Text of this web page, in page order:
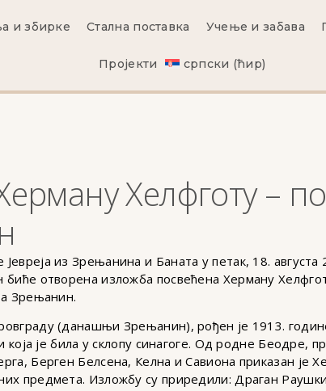
и збирке Стална поставка Учење и забава
Пројекти српски (ћир)
Хелфготу –
из Зрењанина и Баната у петак, 18. августа
отворена изложба посвећена Херману
Зрењанин.
(данашњи Зрењанин), рођен је 1913.
је била у склопу синагоге. Од родне Беодре,
Берген Белсена, Келна и Савиона приказан је
предмета. Изложбу су приредили: Драган